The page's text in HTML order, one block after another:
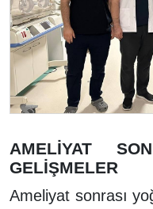
AMELİYAT
GELİŞMELER
Ameliyat sonrası